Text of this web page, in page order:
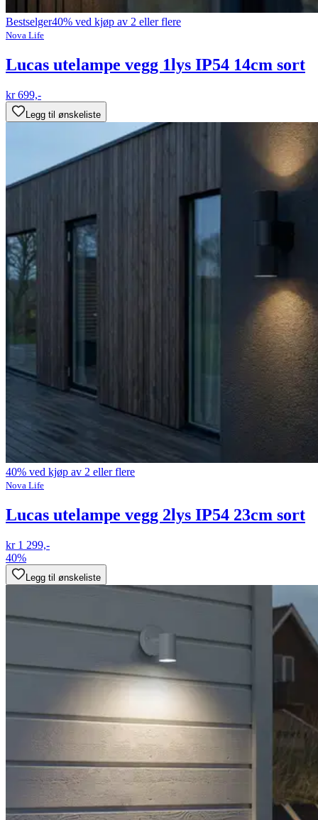
Bestselger40% ved kjøp av 2 eller flere
Nova Life
Lucas utelampe vegg 1lys IP54 14cm sort
kr 699,-
Legg til ønskeliste
40% ved kjøp av 2 eller flere
Nova Life
Lucas utelampe vegg 2lys IP54 23cm sort
kr 1 299,-
40%
Legg til ønskeliste